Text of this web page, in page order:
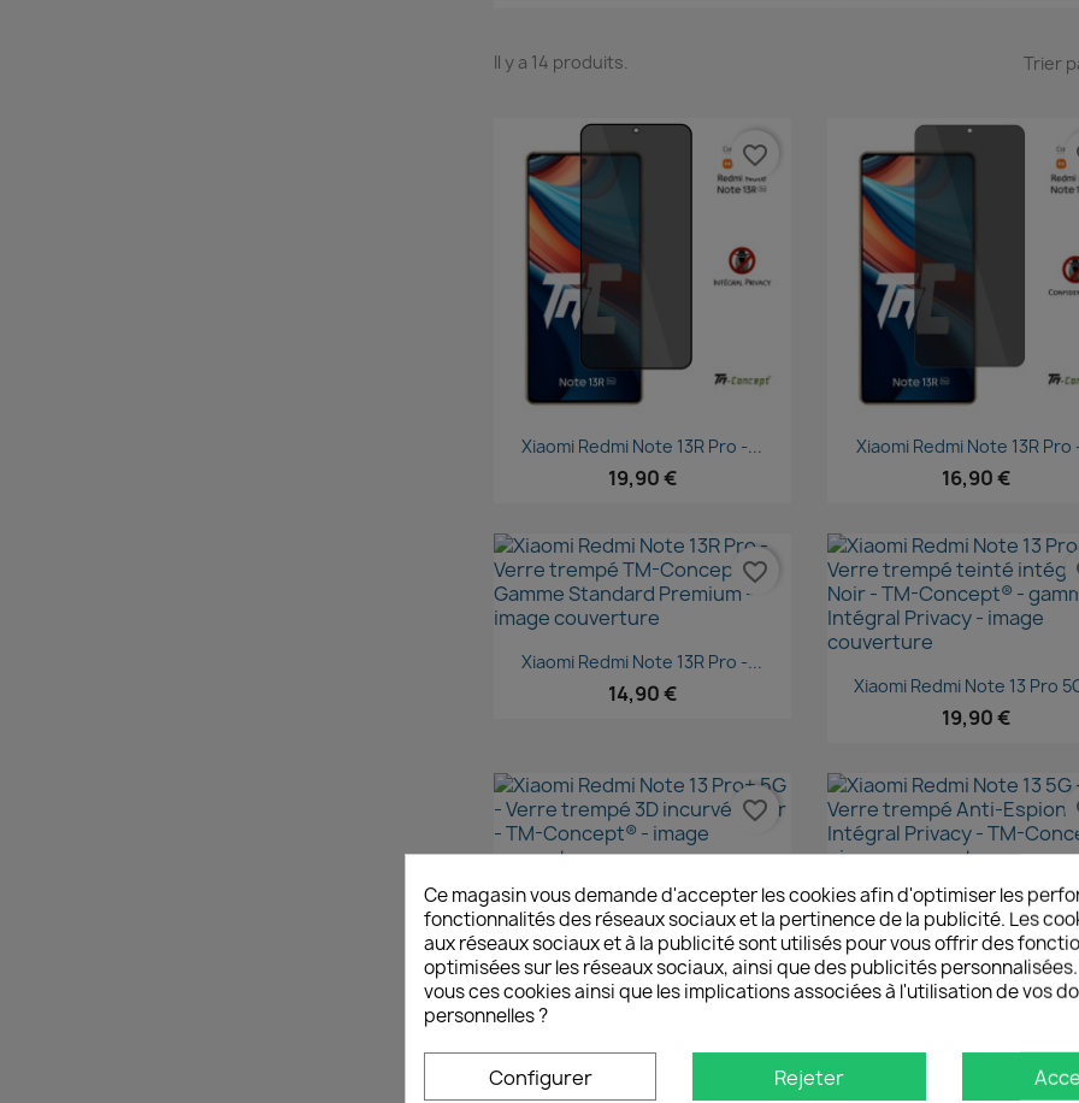
Il y a 14 produits. Trier
Aperçu rapide
Xiaomi Redmi Note 13R Pro -...
19,90 €
favorite_border
Aperçu rapide
Xiaomi Redmi Note 13R Pro
16,90 €
Aperçu rapide
Xiaomi Redmi Note 13R Pro -...
14,90 €
favorite_border
Aperçu rapide
Xiaomi Redmi Note 13 Pro
19,90 €
Aperçu rapide
Xiaomi Redmi Note 13 Pro+...
19,90 €
favorite_border
Aperçu rapide
Xiaomi Redmi Note 13 5G -
19,90 €
RUPTURE DE STOCK
Ce magasin vous demande d'accepter les cookies afin d'optimiser les
fonctionnalités des réseaux sociaux et la pertinence de la publicité. Les
aux réseaux sociaux et à la publicité sont utilisés pour vous offrir des
optimisées sur les réseaux sociaux, ainsi que des publicités
vous ces cookies ainsi que les implications associées à l'utilisation de vos
personnelles ?
Configurer Rejeter